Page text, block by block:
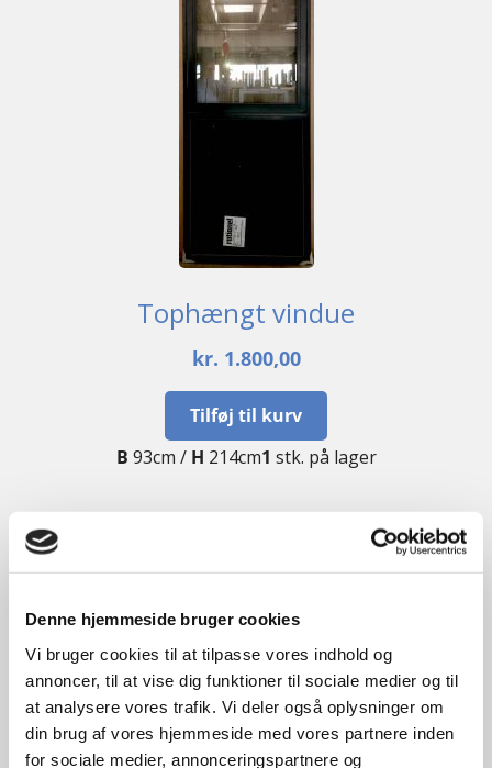
Denne hjemmeside bruger cookies
Vi bruger cookies til at tilpasse vores indhold og
annoncer, til at vise dig funktioner til sociale medier og til
at analysere vores trafik. Vi deler også oplysninger om
din brug af vores hjemmeside med vores partnere inden
for sociale medier, annonceringspartnere og
Tophængt vindue
kr. 1.800,00
Tilføj til kurv
B 93cm / H 214cm1 stk. på lager
GENBRUG